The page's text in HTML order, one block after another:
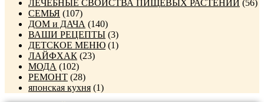
ЛЕЧЕБНЫЕ СВОЙСТВА ПИЩЕВЫХ РАСТЕНИЙ (56)
СЕМЬЯ (107)
ДОМ и ДАЧА (140)
ВАШИ РЕЦЕПТЫ (3)
ДЕТСКОЕ МЕНЮ (1)
ЛАЙФХАК (23)
МОДА (102)
РЕМОНТ (28)
японская кухня (1)